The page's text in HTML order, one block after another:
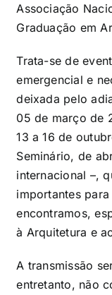
Associação
Graduação em
Trata-se de
emergencial e
deixada pelo
05 de março de
13 a 16 de
Seminário, de
internacional –,
importantes
encontramos,
à Arquitetura e
A transmissão
entretanto, não